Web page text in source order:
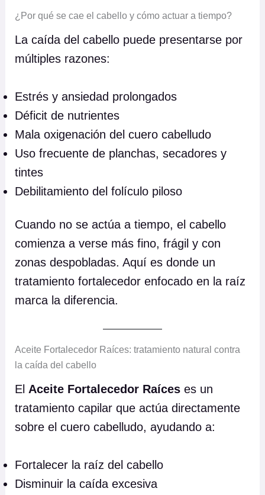
¿Por qué se cae el cabello y cómo actuar a tiempo?
La caída del cabello puede presentarse por
múltiples razones:
Estrés y ansiedad prolongados
Déficit de nutrientes
Mala oxigenación del cuero cabelludo
Uso frecuente de planchas, secadores y
tintes
Debilitamiento del folículo piloso
Cuando no se actúa a tiempo, el cabello
comienza a verse más fino, frágil y con
zonas despobladas. Aquí es donde un
tratamiento fortalecedor enfocado en la raíz
marca la diferencia.
Aceite Fortalecedor Raíces: tratamiento natural contra
la caída del cabello
El Aceite Fortalecedor Raíces es un
tratamiento capilar que actúa directamente
sobre el cuero cabelludo, ayudando a:
Fortalecer la raíz del cabello
Disminuir la caída excesiva